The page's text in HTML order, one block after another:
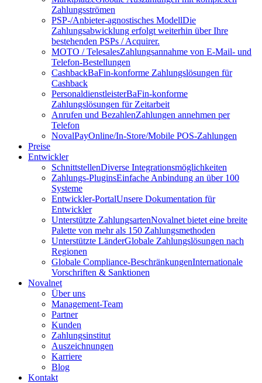
Zahlungsströmen
PSP-/Anbieter‑agnostisches ModellDie
Zahlungsabwicklung erfolgt weiterhin über Ihre
bestehenden PSPs / Acquirer.
MOTO / TelesalesZahlungsannahme von E-Mail- und
Telefon-Bestellungen
CashbackBaFin-konforme Zahlungslösungen für
Cashback
PersonaldienstleisterBaFin-konforme
Zahlungslösungen für Zeitarbeit
Anrufen und BezahlenZahlungen annehmen per
Telefon
NovalPayOnline/In-Store/Mobile POS-Zahlungen
Preise
Entwickler
SchnittstellenDiverse Integrationsmöglichkeiten
Zahlungs-PluginsEinfache Anbindung an über 100
Systeme
Entwickler-PortalUnsere Dokumentation für
Entwickler
Unterstützte ZahlungsartenNovalnet bietet eine breite
Palette von mehr als 150 Zahlungsmethoden
Unterstützte LänderGlobale Zahlungslösungen nach
Regionen
Globale Compliance-BeschränkungenInternationale
Vorschriften & Sanktionen
Novalnet
Über uns
Management-Team
Partner
Kunden
Zahlungsinstitut
Auszeichnungen
Karriere
Blog
Kontakt